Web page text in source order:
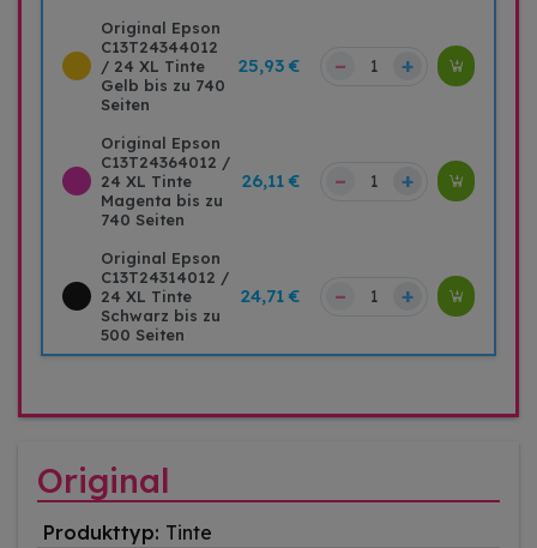
Original Epson
C13T24344012
/ 24 XL Tinte
Gelb bis zu 740
Seiten
25,93 € – +
Original Epson
C13T24364012 /
24 XL Tinte
Magenta bis zu
740 Seiten
26,11 € – +
Original Epson
C13T24314012 /
24 XL Tinte
Schwarz bis zu
500 Seiten
24,71 € – +
Original
Produkttyp: Tinte